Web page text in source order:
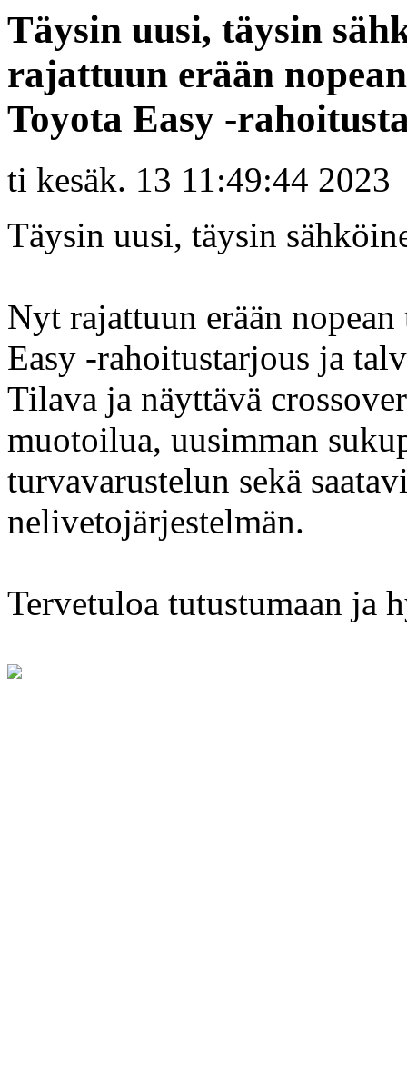
Täysin uusi, täysin
rajattuun erään
Toyota Easy -
ti kesäk. 13 11:49:44 2023
Täysin uusi, täysin
Nyt rajattuun erään
Easy -rahoitustarjous ja
Tilava ja näyttävä
muotoilua, uusimman
turvavarustelun sekä
nelivetojärjestelmän.
Tervetuloa tutustumaan ja